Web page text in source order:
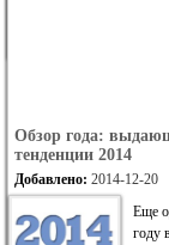
Обзор года:
тенденции 2014
Добавлено: 2014-12-20
Еще
году